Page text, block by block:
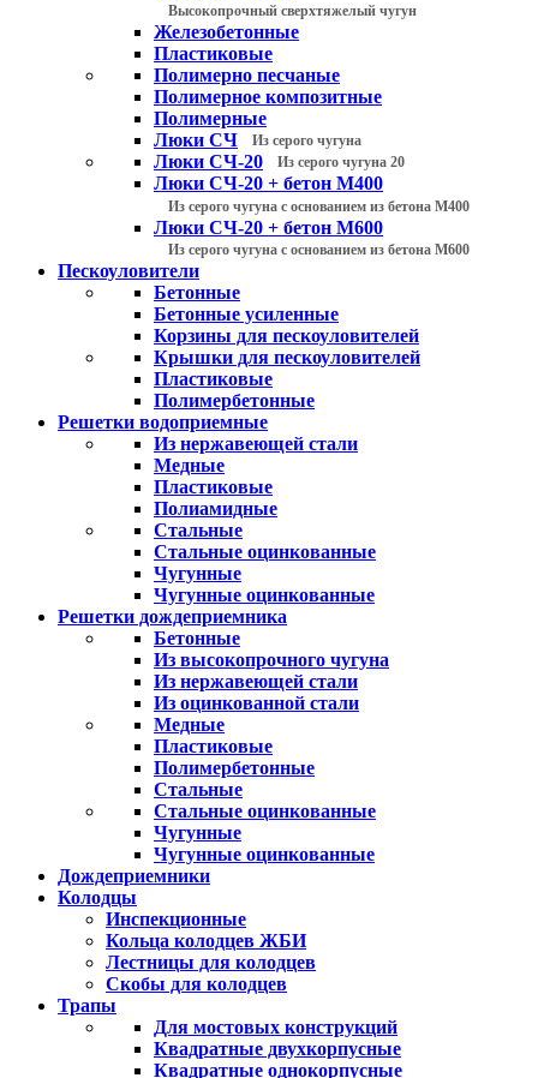
Высокопрочный сверхтяжелый чугун
Железобетонные
Пластиковые
Полимерно песчаные
Полимерное композитные
Полимерные
Люки СЧ
Из серого чугуна
Люки СЧ-20 Из серого чугуна 20
Люки СЧ-20 + бетон М400
Из серого чугуна с основанием из бетона М400
Люки СЧ-20 + бетон М600
Из серого чугуна с основанием из бетона М600
Пескоуловители
Бетонные
Бетонные усиленные
Корзины для пескоуловителей
Крышки для пескоуловителей
Пластиковые
Полимербетонные
Решетки водоприемные
Из нержавеющей стали
Медные
Пластиковые
Полиамидные
Стальные
Стальные оцинкованные
Чугунные
Чугунные оцинкованные
Решетки дождеприемника
Бетонные
Из высокопрочного чугуна
Из нержавеющей стали
Из оцинкованной стали
Медные
Пластиковые
Полимербетонные
Стальные
Стальные оцинкованные
Чугунные
Чугунные оцинкованные
Дождеприемники
Колодцы
Инспекционные
Кольца колодцев ЖБИ
Лестницы для колодцев
Скобы для колодцев
Трапы
Для мостовых конструкций
Квадратные двухкорпусные
Квадратные однокорпусные